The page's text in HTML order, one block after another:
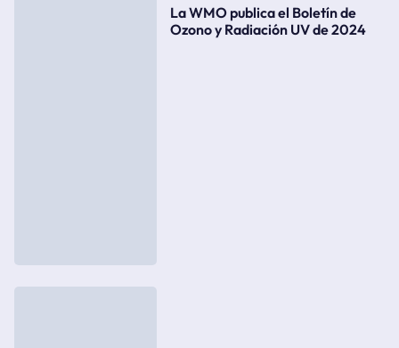
La WMO publica el Boletín de
Ozono y Radiación UV de 2024